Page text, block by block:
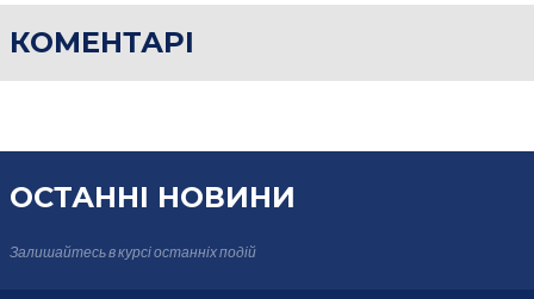
КОМЕНТАРІ
ОСТАННІ НОВИНИ
Залишайтесь в курсіостанніх подій